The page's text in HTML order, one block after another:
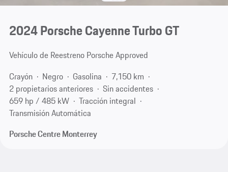
2024 Porsche Cayenne Turbo GT
Vehículo de Reestreno Porsche Approved
Crayón
Negro Gasolina
7,150 km
2 propietarios anteriores
Sin accidentes
659 hp / 485 kW
Tracción integral
Transmisión Automática
Porsche Centre Monterrey